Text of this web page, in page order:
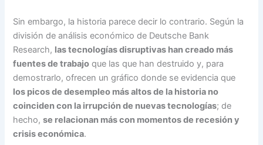
Sin embargo, la historia parece decir lo contrario. Según la
división de análisis económico de Deutsche Bank
Research, las tecnologías disruptivas han creado más
fuentes de trabajo que las que han destruido y, para
demostrarlo, ofrecen un gráfico donde se evidencia que
los picos de desempleo más altos de la historia no
coinciden con la irrupción de nuevas tecnologías; de
hecho,se relacionan más con momentos de recesión y
crisis económica.